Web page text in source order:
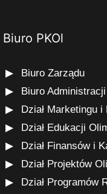
Biuro PKOl
Biuro Zarządu
Biuro Administracji
Dział Marketingu
Dział Edukacji
Dział Finansów i
Dział Projektów
Dział Programów